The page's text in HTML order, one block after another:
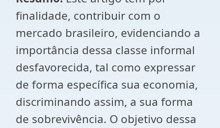
finalidade, contribuir com o
mercado brasileiro, evidenciando a
importância dessa classe informal
desfavorecida, tal como expressar
de forma específica sua economia,
discriminando assim, a sua forma
de sobrevivência. O objetivo dessa